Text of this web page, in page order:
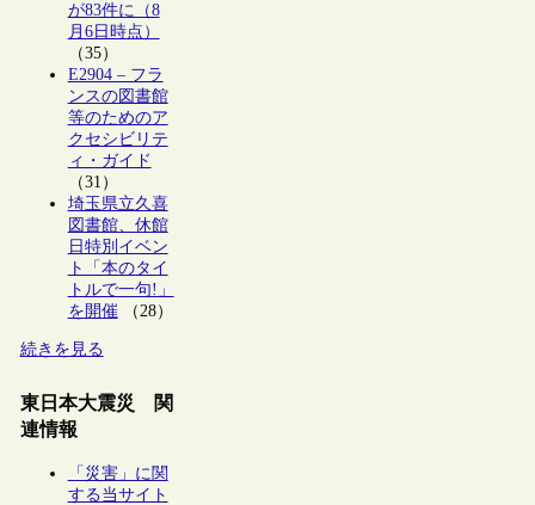
が83件に（8
月6日時点）
（35）
E2904 – フラ
ンスの図書館
等のためのア
クセシビリテ
ィ・ガイド
（31）
埼玉県立久喜
図書館、休館
日特別イベン
ト「本のタイ
トルで一句!」
を開催（28）
続きを見る
東日本大震災 関
連情報
「災害」に関
する当サイト